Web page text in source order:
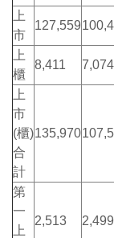
上
市
127,559
上
櫃
8,411 7,074
上
市
(櫃)
合
計
135,970
第
一
上
2,513 2,499